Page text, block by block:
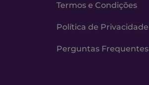
Termos e Condições
Política de Privacidade
Perguntas Frequentes